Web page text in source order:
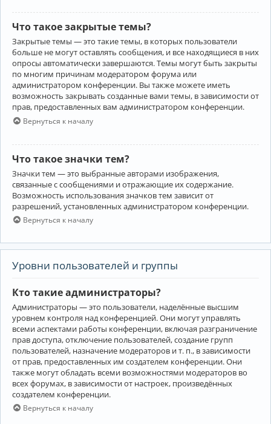
Что такое закрытые темы?
Закрытые темы — это такие темы, в которых пользователи
больше не могут оставлять сообщения, и все находящиеся в них
опросы автоматически завершаются. Темы могут быть закрыты
по многим причинам модератором форума или
администратором конференции. Вы также можете иметь
возможность закрывать созданные вами темы, в зависимости от
прав, предоставленных вам администратором конференции.
Вернуться к началу
Что такое значки тем?
Значки тем — это выбранные авторами изображения,
связанные с сообщениями и отражающие их содержание.
Возможность использования значков тем зависит от
разрешений, установленных администратором конференции.
Вернуться к началу
Уровни пользователей и группы
Кто такие администраторы?
Администраторы — это пользователи, наделённые высшим
уровнем контроля над конференцией. Они могут управлять
всеми аспектами работы конференции, включая разграничение
прав доступа, отключение пользователей, создание групп
пользователей, назначение модераторов и т. п., в зависимости
от прав, предоставленных им создателем конференции. Они
также могут обладать всеми возможностями модераторов во
всех форумах, в зависимости от настроек, произведённых
создателем конференции.
Вернуться к началу